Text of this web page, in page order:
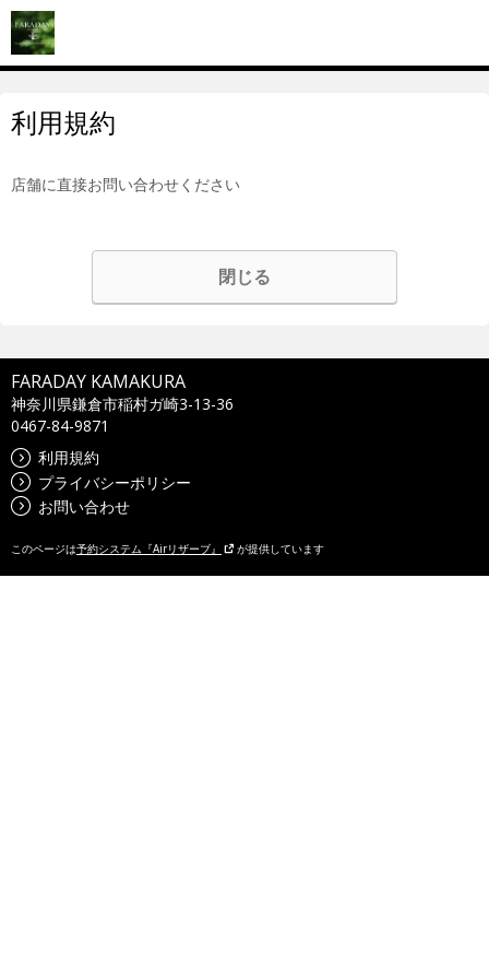
利用規約
店舗に直接お問い合わせください
閉じる
FARADAY KAMAKURA
神奈川県鎌倉市稲村ガ崎3-13-36
0467-84-9871
利用規約
プライバシーポリシー
お問い合わせ
このページは予約システム『Airリザーブ』 が提供しています